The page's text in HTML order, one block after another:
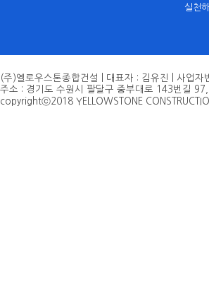
실천
(주)옐로우스톤종합건설 | 대표자 : 김유진 | 사업
주소 : 경기도 수원시 팔달구 중부대로 143번길
copyrightⓒ2018 YELLOWSTONE